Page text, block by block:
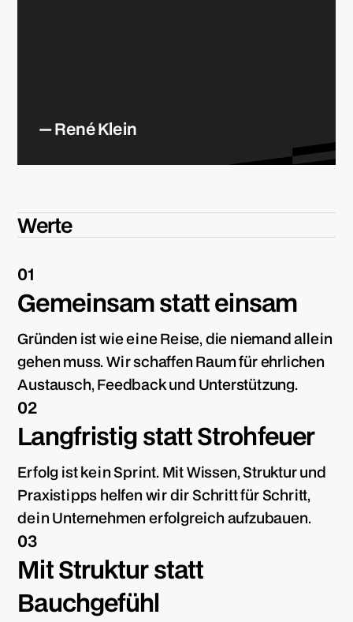
— René Klein
Werte
01
Gemeinsam statt einsam
Gründen ist wie eine Reise, die niemand allein
gehen muss. Wir schaffen Raum für ehrlichen
Austausch, Feedback und Unterstützung.
02
Langfristig statt Strohfeuer
Erfolg ist kein Sprint. Mit Wissen, Struktur und
Praxistipps helfen wir dir Schritt für Schritt,
dein Unternehmen erfolgreich aufzubauen.
03
Mit Struktur statt
Bauchgefühl